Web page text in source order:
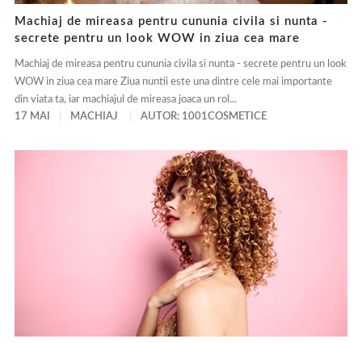
Machiaj de mireasa pentru cununia civila si nunta -
secrete pentru un look WOW in ziua cea mare
Machiaj de mireasa pentru cununia civila si nunta - secrete pentru un look
WOW in ziua cea mare Ziua nuntii este una dintre cele mai importante
din viata ta, iar machiajul de mireasa joaca un rol...
17 MAI
MACHIAJ AUTOR: 1001COSMETICE